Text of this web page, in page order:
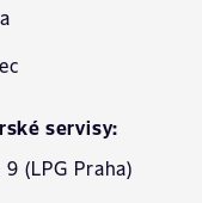
servisy:
9 (LPG Praha)